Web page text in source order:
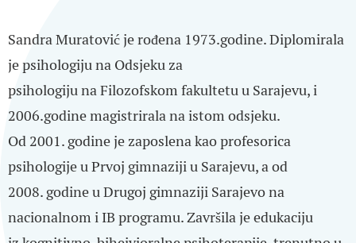
Sandra Muratović je rođena 1973.godine. Diplomirala
je psihologiju na Odsjeku za
psihologiju na Filozofskom fakultetu u Sarajevu, i
2006.godine magistrirala na istom odsjeku.
Od 2001. godine je zaposlena kao profesorica
psihologije u Prvoj gimnaziji u Sarajevu, a od
2008. godine u Drugoj gimnaziji Sarajevo na
nacionalnom i IB programu. Završila je edukaciju